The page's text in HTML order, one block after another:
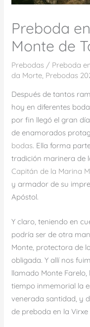
Preboda
Monte de
Prebodas / Preboda
da Morte, Prebodas
Después de tantos
hoy en diferentes
por fin llegó el gran
de enamorados
bodas. Ella forma
tradición marinera de
Capitán de la Marina
y armador de su
Apóstol.
Y claro, teniendo en
podría ser de otra
Monte, protectora de
obligada. Y allí nos
llamado Monte
tiempo inmemorial la
venerada santidad, y
de preboda en la